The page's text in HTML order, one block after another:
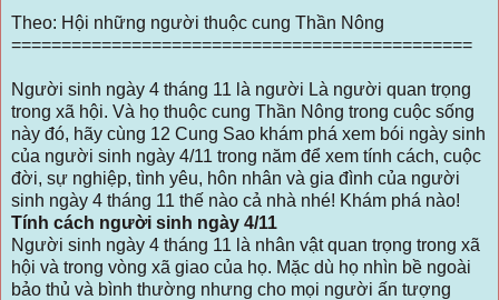
Theo: Hội những người thuộc cung Thần Nông
==============================================
Người sinh ngày 4 tháng 11 là người Là người quan trọng
trong xã hội. Và họ thuộc cung Thần Nông trong cuộc sống
này đó, hãy cùng 12 Cung Sao khám phá xem bói ngày sinh
của người sinh ngày 4/11 trong năm để xem tính cách, cuộc
đời, sự nghiệp, tình yêu, hôn nhân và gia đình của người
sinh ngày 4 tháng 11 thế nào cả nhà nhé! Khám phá nào!
Tính cách người sinh ngày 4/11
Người sinh ngày 4 tháng 11 là nhân vật quan trọng trong xã
hội và trong vòng xã giao của họ. Mặc dù họ nhìn bề ngoài
bảo thủ và bình thường nhưng cho mọi người ấn tượng